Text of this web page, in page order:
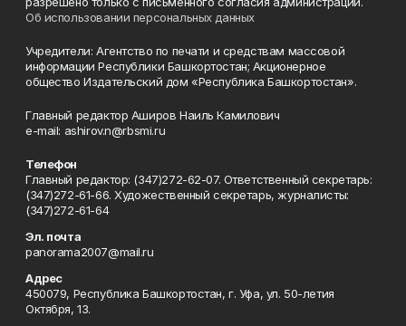
Об использовании персональных данных
Учредители: Агентство по печати и средствам массовой
информации Республики Башкортостан; Акционерное
общество Издательский дом «Республика Башкортостан».
Главный редактор Аширов Наиль Камилович
e-mail: ashirov.n@rbsmi.ru
Телефон
Главный редактор: (347)272-62-07. Ответственный секретарь:
(347)272-61-66. Художественный секретарь, журналисты:
(347)272-61-64
Эл. почта
panorama2007@mail.ru
Адрес
450079, Республика Башкортостан, г. Уфа, ул. 50-летия
Октября, 13.